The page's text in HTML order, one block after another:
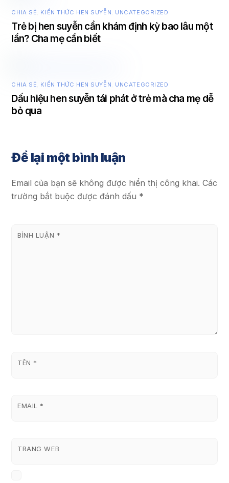
CHIA SẺ KIẾN THỨC HEN SUYỄN UNCATEGORIZED
Trẻ bị hen suyễn cần khám định kỳ bao lâu một
lần? Cha mẹ cần biết
CHIA SẺ KIẾN THỨC HEN SUYỄN UNCATEGORIZED
Dấu hiệu hen suyễn tái phát ở trẻ mà cha mẹ dễ
bỏ qua
Để lại một bình luận
Email của bạn sẽ không được hiển thị công khai. Các
trường bắt buộc được đánh dấu *
BÌNH LUẬN *
TÊN *
EMAIL *
TRANG WEB